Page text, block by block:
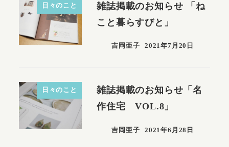
日々のこと
雑誌掲載のお知らせ 「ね
こと暮らすびと」
吉岡亜子 2021年7月20日
日々のこと
雑誌掲載のお知らせ「名
作住宅 VOL.8」
吉岡亜子 2021年6月28日